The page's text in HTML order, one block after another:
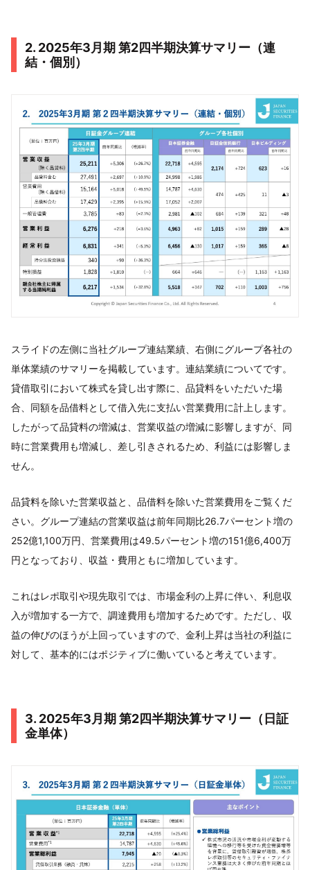
2. 2025年3月期 第2四半期決算サマリー（連
結・個別）
スライドの左側に当社グループ連結業績、右側にグループ各社の
単体業績のサマリーを掲載しています。連結業績についてです。
貸借取引において株式を貸し出す際に、品貸料をいただいた場
合、同額を品借料として借入先に支払い営業費用に計上します。
したがって品貸料の増減は、営業収益の増減に影響しますが、同
時に営業費用も増減し、差し引きされるため、利益には影響しま
せん。
品貸料を除いた営業収益と、品借料を除いた営業費用をご覧くだ
さい。グループ連結の営業収益は前年同期比26.7パーセント増の
252億1,100万円、営業費用は49.5パーセント増の151億6,400万
円となっており、収益・費用ともに増加しています。
これはレポ取引や現先取引では、市場金利の上昇に伴い、利息収
入が増加する一方で、調達費用も増加するためです。ただし、収
益の伸びのほうが上回っていますので、金利上昇は当社の利益に
対して、基本的にはポジティブに働いていると考えています。
3. 2025年3月期 第2四半期決算サマリー（日証
金単体）